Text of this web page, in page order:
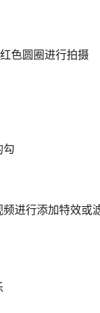
色圆圈进行拍摄
勾
进行添加特效或